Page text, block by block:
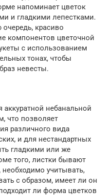
напоминает цветок
и гладкими лепестками.
красиво
компонентов цветочной
с использованием
тонах, чтобы
невесты.
аккуратной небанальной
что позволяет
различного вида
и для нестандартных
гладкими или же
того, листки бывают
учитывать,
с образом, имеет ли он
ли форма цветков